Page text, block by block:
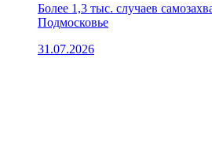
Более 1,3 тыс. случаев
Подмосковье
31.07.2026